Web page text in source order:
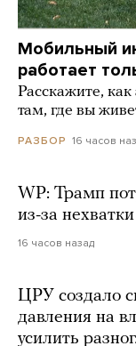
Мобильный
работает
Расскажите,
там, где вы
РАЗБОР 16 часов
WP: Трамп
из-за
16 часов назад
ЦРУ создало
давления на
усилить